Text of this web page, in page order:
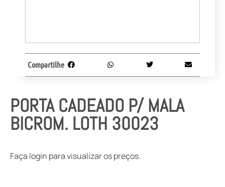
PORTA CADEADO P/ MALA
BICROM. LOTH 30023
Faça login para visualizar os preços.
Compartilhe